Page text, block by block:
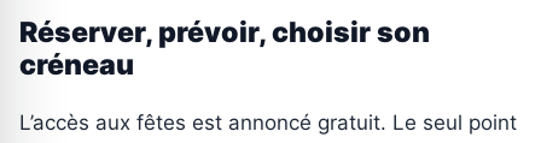
Réserver, prévoir, choisir son
créneau
L’accès aux fêtes est annoncé gratuit. Le seul point